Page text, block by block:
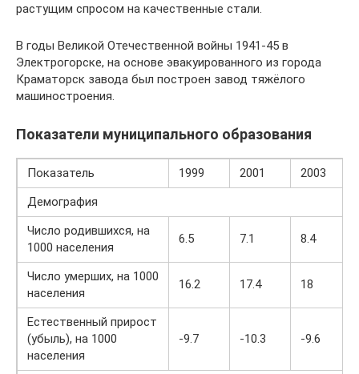
растущим спросом на качественные стали.
В годы Великой Отечественной войны 1941-45 в
Электрогорске, на основе эвакуированного из города
Краматорск завода был построен завод тяжёлого
машиностроения.
Показатели муниципального образования
Показатель 1999 2001 2003
Демография
Число родившихся, на
1000 населения
6.5 7.1 8.4
Число умерших, на 1000
населения
16.2 17.4 18
Естественный прирост
(убыль), на 1000
населения
-9.7 -10.3 -9.6